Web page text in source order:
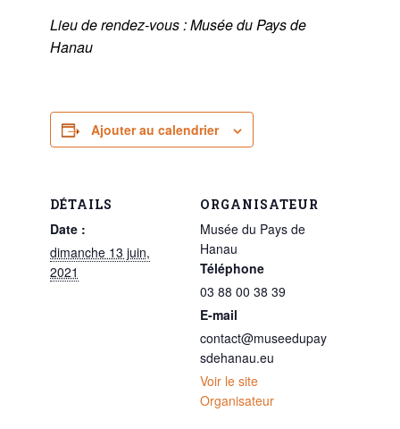
Lieu de rendez-vous : Musée du Pays de
Hanau
Ajouter au calendrier
DÉTAILS
Date :
dimanche 13 juin,
2021
ORGANISATEUR
Musée du Pays de
Hanau
Téléphone
03 88 00 38 39
E-mail
contact@museedupay
sdehanau.eu
Voir le site
Organisateur